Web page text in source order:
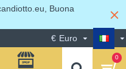
Buona
€ Euro
0